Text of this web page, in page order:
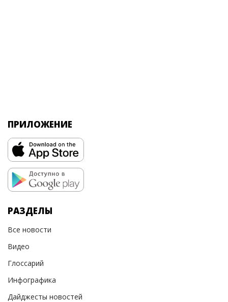
ПРИЛОЖЕНИЕ
РАЗДЕЛЫ
Все новости
Видео
Глоссарий
Инфографика
Дайджесты новостей